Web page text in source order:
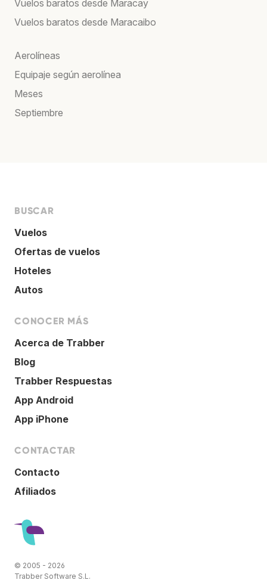
Vuelos baratos desde Maracay
Vuelos baratos desde Maracaibo
Aerolíneas
Equipaje según aerolínea
Meses
Septiembre
BUSCAR
Vuelos
Ofertas de vuelos
Hoteles
Autos
CONOCER MÁS
Acerca de Trabber
Blog
Trabber Respuestas
App Android
App iPhone
CONTACTAR
Contacto
Afiliados
© 2005 - 2026
Trabber Software S.L.